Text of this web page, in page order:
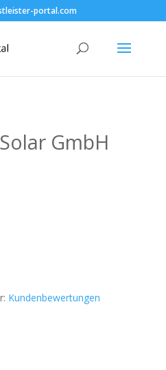
portal.com
GmbH
Kundenbewertungen